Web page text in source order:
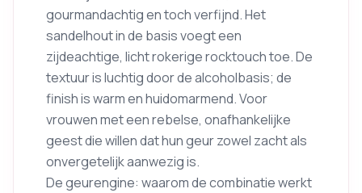
gourmandachtig en toch verfijnd. Het
sandelhout in de basis voegt een
zijdeachtige, licht rokerige rocktouch toe. De
textuur is luchtig door de alcoholbasis; de
finish is warm en huidomarmend. Voor
vrouwen met een rebelse, onafhankelijke
geest die willen dat hun geur zowel zacht als
onvergetelijk aanwezig is.
De geurengine: waarom de combinatie werkt